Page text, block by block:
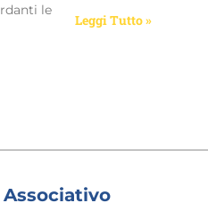
le
Leggi Tutto »